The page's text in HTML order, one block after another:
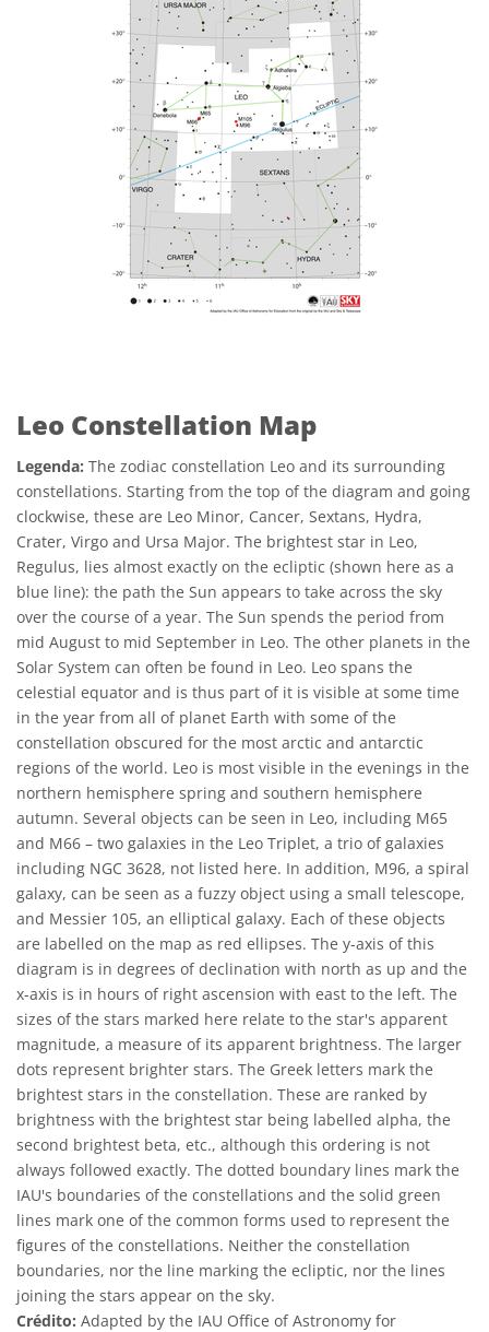
Leo Constellation Map
Legenda: The zodiac constellation Leo and its surrounding
constellations. Starting from the top of the diagram and going
clockwise, these are Leo Minor, Cancer, Sextans, Hydra,
Crater, Virgo and Ursa Major. The brightest star in Leo,
Regulus, lies almost exactly on the ecliptic (shown here as a
blue line): the path the Sun appears to take across the sky
over the course of a year. The Sun spends the period from
mid August to mid September in Leo. The other planets in the
Solar System can often be found in Leo. Leo spans the
celestial equator and is thus part of it is visible at some time
in the year from all of planet Earth with some of the
constellation obscured for the most arctic and antarctic
regions of the world. Leo is most visible in the evenings in the
northern hemisphere spring and southern hemisphere
autumn. Several objects can be seen in Leo, including M65
and M66 – two galaxies in the Leo Triplet, a trio of galaxies
including NGC 3628, not listed here. In addition, M96, a spiral
galaxy, can be seen as a fuzzy object using a small telescope,
and Messier 105, an elliptical galaxy. Each of these objects
are labelled on the map as red ellipses. The y-axis of this
diagram is in degrees of declination with north as up and the
x-axis is in hours of right ascension with east to the left. The
sizes of the stars marked here relate to the star's apparent
magnitude, a measure of its apparent brightness. The larger
dots represent brighter stars. The Greek letters mark the
brightest stars in the constellation. These are ranked by
brightness with the brightest star being labelled alpha, the
second brightest beta, etc., although this ordering is not
always followed exactly. The dotted boundary lines mark the
IAU's boundaries of the constellations and the solid green
lines mark one of the common forms used to represent the
figures of the constellations. Neither the constellation
boundaries, nor the line marking the ecliptic, nor the lines
joining the stars appear on the sky.
Crédito: Adapted by the IAU Office of Astronomy for